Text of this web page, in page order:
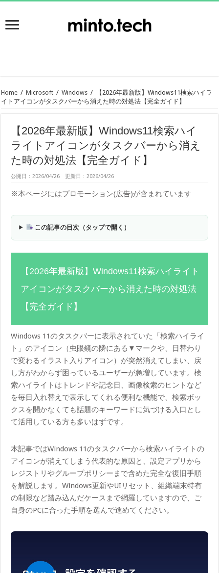
Home / Microsoft / Windows /
【2026年最新版】Windows11検索ハイラ
イトアイコンがタスクバーから消えた時の対処法【完全ガイド】
【2026年最新版】Windows11検索ハイ
ライトアイコンがタスクバーから消え
た時の対処法【完全ガイド】
公開日：2026/04/26 更新日：2026/04/26
※本ページにはプロモーション(広告)が含まれています
この記事の目次（タップで開く）
【2026年最新版】Windows11検索ハイライト
アイコンがタスクバーから消えた時の対処法
【完全ガイド】
Windows 11のタスクバーに表示されていた「検索ハイライ
ト」のアイコン（虫眼鏡の隣にある▼マークや、日替わり
で変わるイラスト入りアイコン）が突然消えてしまい、戻
し方がわからず困っているユーザーが急増しています。検
索ハイライトはトレンドや記念日、画像検索のヒントなど
を毎日入れ替えで表示してくれる便利な機能で、検索ボッ
クスを開かなくても話題のキーワードに気づける入口とし
て活用している方も多いはずです。
本記事ではWindows 11のタスクバーから検索ハイライトの
アイコンが消えてしまう代表的な原因と、設定アプリから
レジストリやグループポリシーまで含めた完全な復旧手順
を解説します。Windows更新やUIリセット、組織端末特有
の制限など踏み込んだケースまで網羅していますので、ご
自身のPCに合った手順を選んで進めてください。